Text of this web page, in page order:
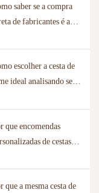
saber se a compra
de fabricantes é a
escolher a cesta de
ideal analisando seu
que encomendas
de cestas de
bibliotecas de designs
que a mesma cesta de